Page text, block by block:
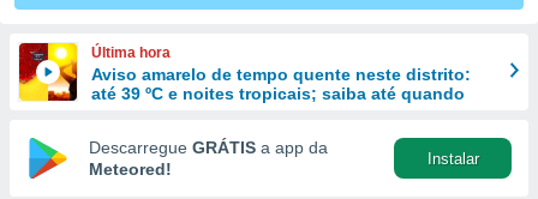
das
e
forma
digital
Última hora
Aviso amarelo de tempo quente neste distrito:
até 39 ºC e noites tropicais; saiba até quando
Descarregue GRÁTIS a app da
Meteored!
Instalar